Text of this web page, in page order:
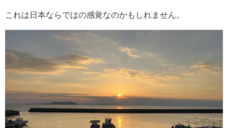
これは日本ならではの感覚なのかもしれません。